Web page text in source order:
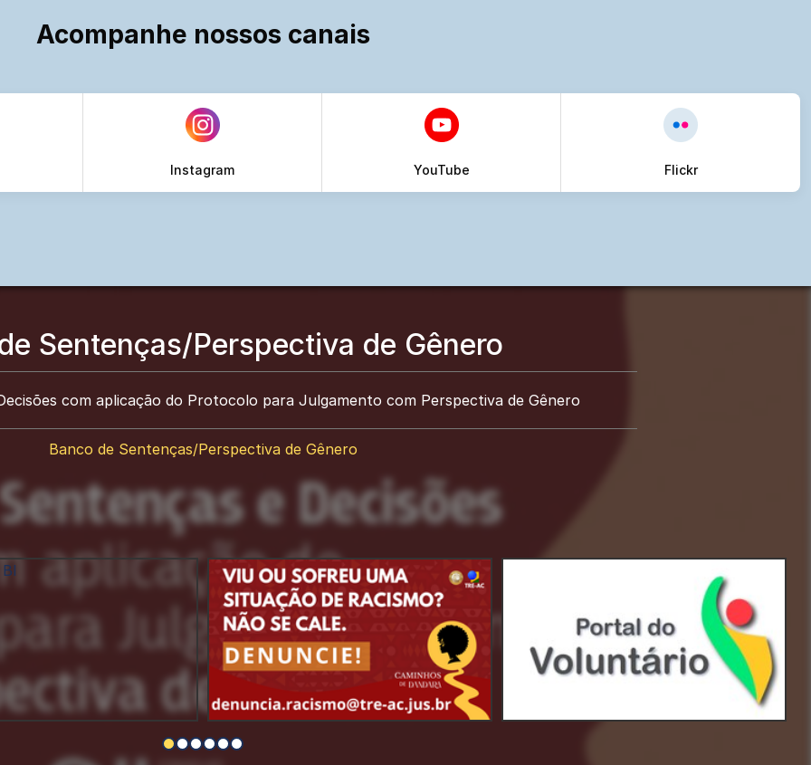
Acompanhe nossos canais
Instagram YouTube Flickr
Sentenças/Perspectiva de Gênero
com aplicação do Protocolo para Julgamento com Perspectiva de Gênero
Banco de Sentenças/Perspectiva de Gênero